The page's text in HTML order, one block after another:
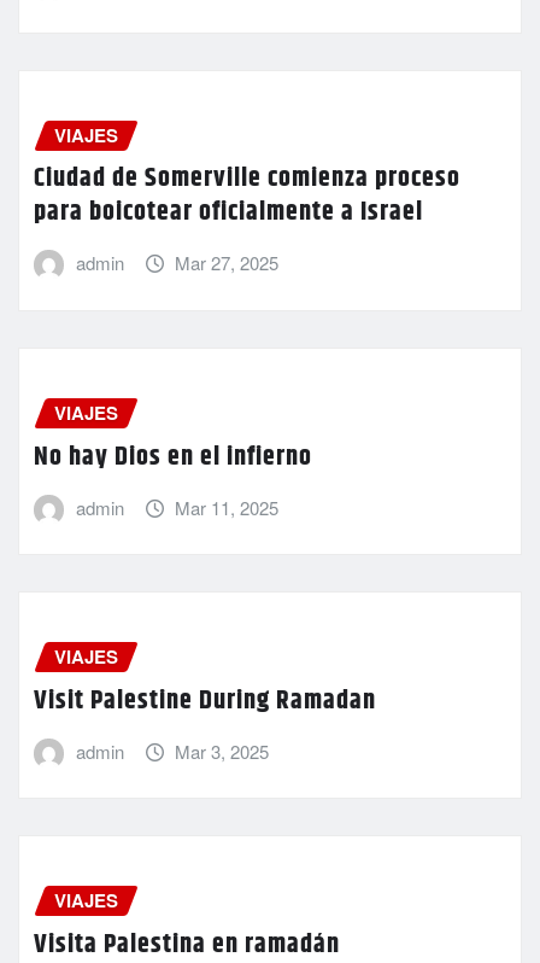
VIAJES
Ciudad de Somerville comienza proceso
para boicotear oficialmente a Israel
admin Mar 27, 2025
VIAJES
No hay Dios en el infierno
admin Mar 11, 2025
VIAJES
Visit Palestine During Ramadan
admin Mar 3, 2025
VIAJES
Visita Palestina en ramadán